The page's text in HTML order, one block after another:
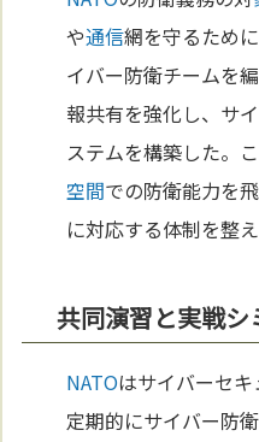
や通信網を守るために
イバー防衛チームを
報共有を強化し、サ
ステムを構築した。こ
空間での防衛能力を
に対応する体制を整
共同演習と実戦
NATOはサイバーセキ
定期的にサイバー防